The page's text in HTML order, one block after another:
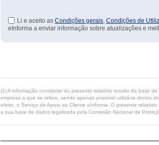
Li e aceito as Condições gerais, Condições de
eInforma a enviar informação sobre atualizações e
(1) A informação constante do presente relatório resulta da base
empresa a que se refere, sendo apenas possível utilizá-la dentro
efeito, o Serviço de Apoio ao Cliente eInforma. O presente
a sua base de dados legalizada pela Comissão Nacional de